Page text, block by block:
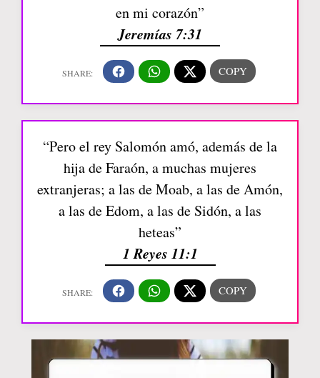
en mi corazón”
Jeremías 7:31
“Pero el rey Salomón amó, además de la
hija de Faraón, a muchas mujeres
extranjeras; a las de Moab, a las de Amón,
a las de Edom, a las de Sidón, a las
heteas”
1 Reyes 11:1